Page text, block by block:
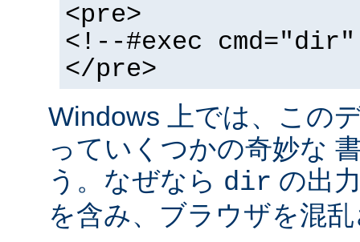
<pre>
<!--#exec
</pre>
Windows 上では、この
っていくつかの奇妙な
う。なぜなら dir の出
を含み、ブラウザを混